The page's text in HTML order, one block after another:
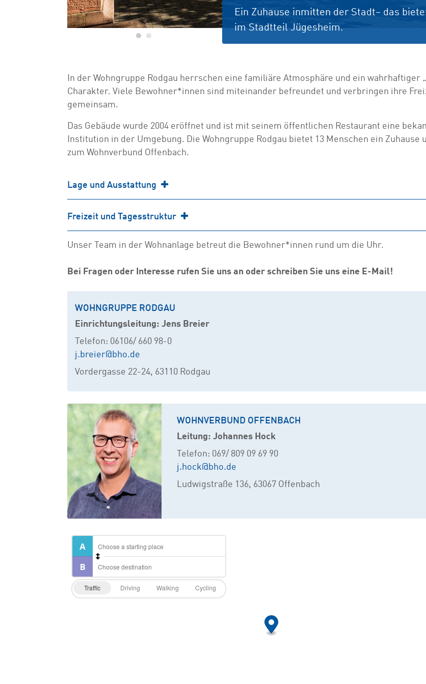
Ein Zuhause inmitten der Stadt– das
im Stadtteil Jügesheim.
In der Wohngruppe Rodgau herrschen eine familiäre Atmosphäre und ein wahrhaftiger
Charakter. Viele Bewohner*innen sind miteinander befreundet und verbringen ihre
gemeinsam.
Das Gebäude wurde 2004 eröffnet und ist mit seinem öffentlichen Restaurant eine
Institution in der Umgebung. Die Wohngruppe Rodgau bietet 13 Menschen ein Zuhause
zum Wohnverbund Offenbach.
Lage und Ausstattung
Freizeit und Tagesstruktur
Unser Team in der Wohnanlage betreut die Bewohner*innen rund um die Uhr.
Bei Fragen oder Interesse rufen Sie uns an oder schreiben Sie uns eine E-Mail!
WOHNGRUPPE RODGAU
Einrichtungsleitung: Jens Breier
Telefon: 06106/ 660 98-0
j.breier@bho.de
Vordergasse 22-24, 63110 Rodgau
WOHNVERBUND OFFENBACH
Leitung: Johannes Hock
Telefon: 069/ 809 09 69 90
j.hock@bho.de
Ludwigstraße 136, 63067 Offenbach
Traffic Driving Walking Cycling